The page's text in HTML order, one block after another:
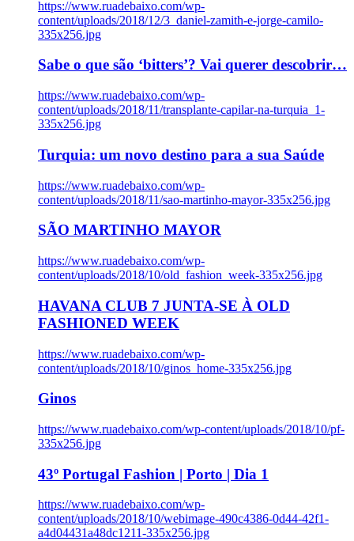
https://www.ruadebaixo.com/wp-
content/uploads/2018/12/3_daniel-zamith-e-jorge-camilo-
335x256.jpg
Sabe o que são ‘bitters’? Vai querer descobrir…
https://www.ruadebaixo.com/wp-
content/uploads/2018/11/transplante-capilar-na-turquia_1-
335x256.jpg
Turquia: um novo destino para a sua Saúde
https://www.ruadebaixo.com/wp-
content/uploads/2018/11/sao-martinho-mayor-335x256.jpg
SÃO MARTINHO MAYOR
https://www.ruadebaixo.com/wp-
content/uploads/2018/10/old_fashion_week-335x256.jpg
HAVANA CLUB 7 JUNTA-SE À OLD
FASHIONED WEEK
https://www.ruadebaixo.com/wp-
content/uploads/2018/10/ginos_home-335x256.jpg
Ginos
https://www.ruadebaixo.com/wp-content/uploads/2018/10/pf-
335x256.jpg
43º Portugal Fashion | Porto | Dia 1
https://www.ruadebaixo.com/wp-
content/uploads/2018/10/webimage-490c4386-0d44-42f1-
a4d04431a48dc1211-335x256.jpg